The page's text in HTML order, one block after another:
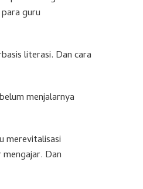
guru
literasi. Dan cara
menjalarnya
merevitalisasi
Dan